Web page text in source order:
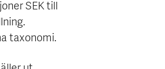
SEK till
taxonomi.